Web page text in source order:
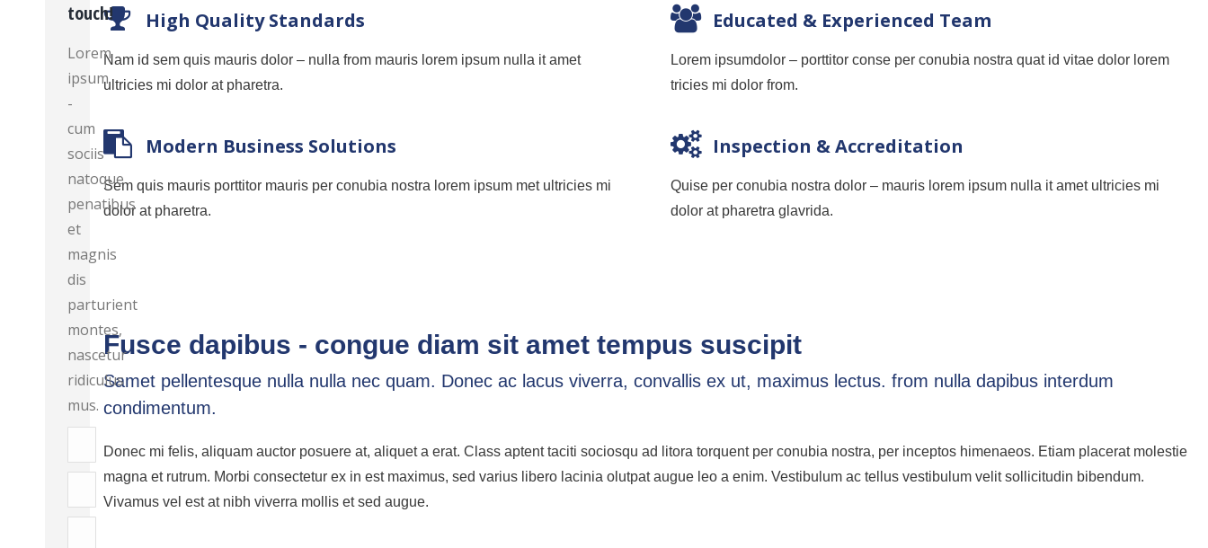
High Quality Standards
Nam id sem quis mauris dolor – nulla from mauris lorem ipsum nulla it amet
ultricies mi dolor at pharetra.
Educated & Experienced Team
Lorem ipsumdolor – porttitor conse per conubia nostra quat id vitae dolor lorem
tricies mi dolor from.
Modern Business Solutions
Sem quis mauris porttitor mauris per conubia nostra lorem ipsum met ultricies mi
dolor at pharetra.
Inspection & Accreditation
Quise per conubia nostra dolor – mauris lorem ipsum nulla it amet ultricies mi
dolor at pharetra glavrida.
Fusce dapibus - congue diam sit amet tempus suscipit
Samet pellentesque nulla nulla nec quam. Donec ac lacus viverra, convallis ex ut, maximus lectus. from nulla dapibus interdum
condimentum.
Donec mi felis, aliquam auctor posuere at, aliquet a erat. Class aptent taciti sociosqu ad litora torquent per conubia nostra, per inceptos himenaeos. Etiam placerat molestie
magna et rutrum. Morbi consectetur ex in est maximus, sed varius libero lacinia olutpat augue leo a enim. Vestibulum ac tellus vestibulum velit sollicitudin bibendum.
Vivamus vel est at nibh viverra mollis et sed augue.
touch!
Lorem
ipsum
-
cum
sociis
natoque
penatibus
et
magnis
dis
parturient
montes,
nascetur
ridiculus
mus.
*
mail